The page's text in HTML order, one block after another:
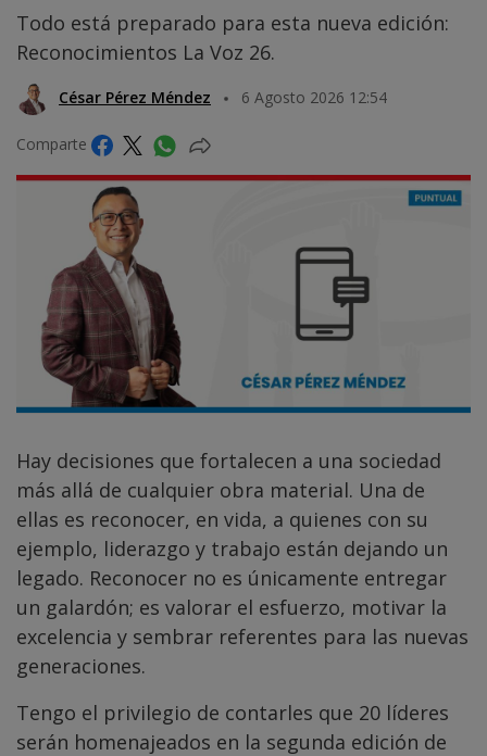
Todo está preparado para esta nueva edición:
Reconocimientos La Voz 26.
César Pérez Méndez 6 Agosto 2026 12:54
Comparte
Hay decisiones que fortalecen a una sociedad
más allá de cualquier obra material. Una de
ellas es reconocer, en vida, a quienes con su
ejemplo, liderazgo y trabajo están dejando un
legado. Reconocer no es únicamente entregar
un galardón; es valorar el esfuerzo, motivar la
excelencia y sembrar referentes para las nuevas
generaciones.
Tengo el privilegio de contarles que 20 líderes
serán homenajeados en la segunda edición de